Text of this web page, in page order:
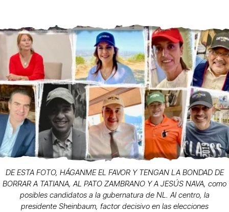
DE ESTA FOTO, HÁGANME EL FAVOR Y TENGAN LA BONDAD DE
BORRAR A TATIANA, AL PATO ZAMBRANO Y A JESÚS NAVA, como
posibles candidatos a la gubernatura de NL. Al centro, la
presidente Sheinbaum, factor decisivo en las elecciones